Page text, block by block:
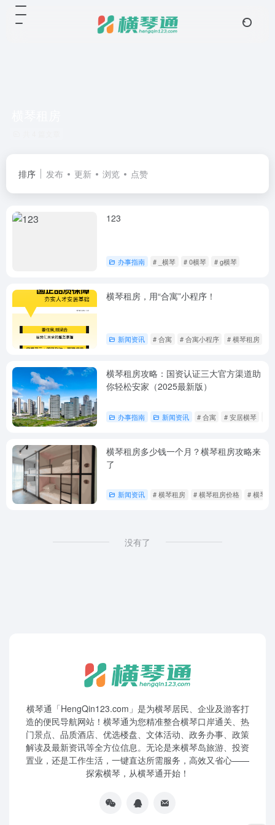
排序 发布 更新 浏览 点赞
123
办事指南 # _横琴 # 0横琴 # g横琴
横琴租房，用“合寓”小程序！
新闻资讯 # 合寓 # 合寓小程序 # 横琴租房
横琴租房攻略：国资认证三大官方渠道助
你轻松安家（2025最新版）
办事指南 新闻资讯 # 合寓 # 安居横琴
横琴租房多少钱一个月？横琴租房攻略来
了
新闻资讯 # 横琴租房 # 横琴租房价格 # 横琴
没有了
横琴通「HengQin123.com」是为横琴居民、企业及游客打
造的便民导航网站！横琴通为您精准整合横琴口岸通关、热
门景点、品质酒店、优选楼盘、文体活动、政务办事、政策
解读及最新资讯等全方位信息。无论是来横琴岛旅游、投资
置业，还是工作生活，一键直达所需服务，高效又省心——
探索横琴，从横琴通开始！